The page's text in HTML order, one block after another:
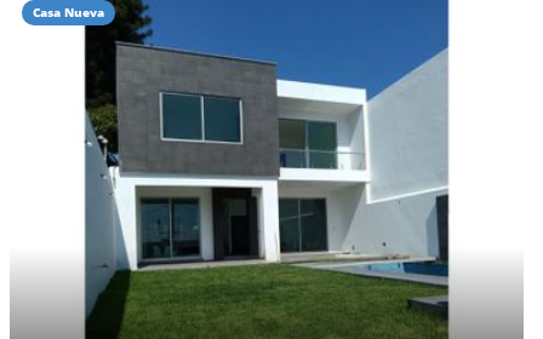
Casa Nueva